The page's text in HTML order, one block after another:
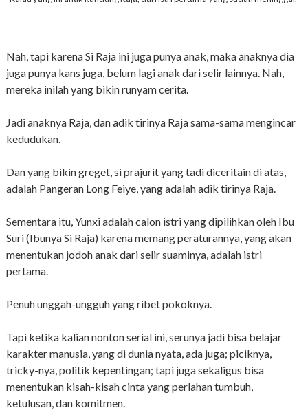
Nah, tapi karena Si Raja ini juga punya anak, maka anaknya dia
juga punya kans juga, belum lagi anak dari selir lainnya. Nah,
mereka inilah yang bikin runyam cerita.
Jadi anaknya Raja, dan adik tirinya Raja sama-sama mengincar
kedudukan.
Dan yang bikin greget, si prajurit yang tadi diceritain di atas,
adalah Pangeran Long Feiye, yang adalah adik tirinya Raja.
Sementara itu, Yunxi adalah calon istri yang dipilihkan oleh Ibu
Suri (Ibunya Si Raja) karena memang peraturannya, yang akan
menentukan jodoh anak dari selir suaminya, adalah istri
pertama.
Penuh unggah-ungguh yang ribet pokoknya.
Tapi ketika kalian nonton serial ini, serunya jadi bisa belajar
karakter manusia, yang di dunia nyata, ada juga; piciknya,
tricky-nya, politik kepentingan; tapi juga sekaligus bisa
menentukan kisah-kisah cinta yang perlahan tumbuh,
ketulusan, dan komitmen.